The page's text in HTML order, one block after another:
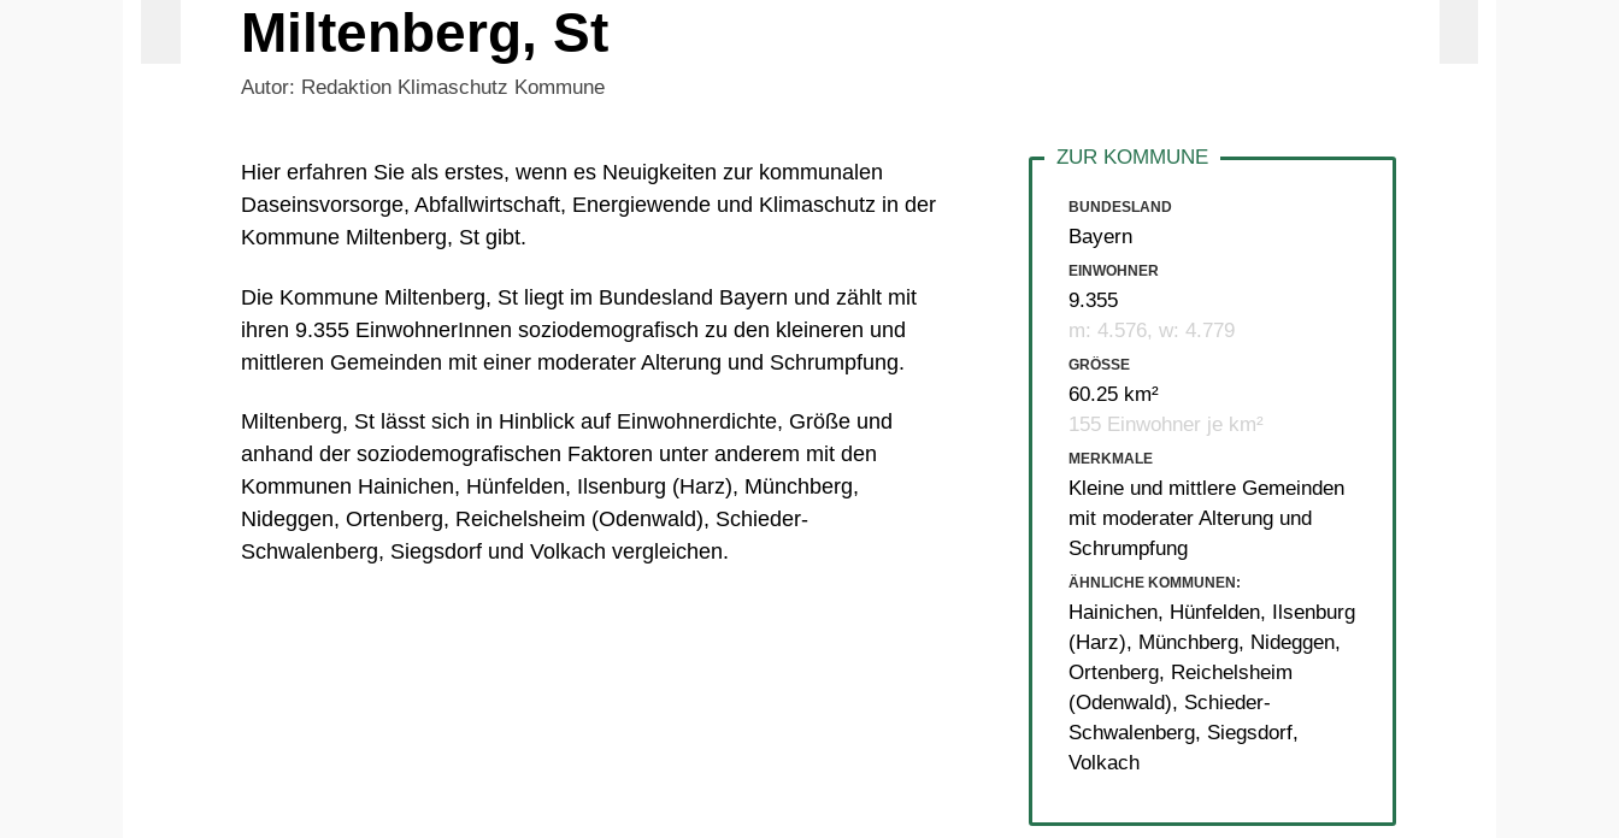
Miltenberg, St
Autor: Redaktion Klimaschutz Kommune
Hier erfahren Sie als erstes, wenn es Neuigkeiten zur kommunalen
Daseinsvorsorge, Abfallwirtschaft, Energiewende und Klimaschutz in der
Kommune Miltenberg, St gibt.
Die Kommune Miltenberg, St liegt im Bundesland Bayern und zählt mit
ihren 9.355 EinwohnerInnen soziodemografisch zu den kleineren und
mittleren Gemeinden mit einer moderater Alterung und Schrumpfung.
Miltenberg, St lässt sich in Hinblick auf Einwohnerdichte, Größe und
anhand der soziodemografischen Faktoren unter anderem mit den
Kommunen Hainichen, Hünfelden, Ilsenburg (Harz), Münchberg,
Nideggen,Ortenberg, Reichelsheim (Odenwald), Schieder-
Schwalenberg, Siegsdorf undVolkach vergleichen.
BUNDESLAND
Bayern
EINWOHNER
9.355
m: 4.576, w: 4.779
GRÖSSE
60.25 km²
155 Einwohner je km²
MERKMALE
Kleine und mittlere Gemeinden
mit moderater Alterung und
Schrumpfung
ÄHNLICHE KOMMUNEN:
Hainichen, Hünfelden, Ilsenburg
(Harz), Münchberg, Nideggen,
Ortenberg, Reichelsheim
(Odenwald), Schieder-
Schwalenberg, Siegsdorf,
Volkach